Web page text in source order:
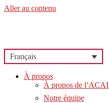
Aller au contenu
Français
À propos
À propos de l’ACAI
Notre équipe